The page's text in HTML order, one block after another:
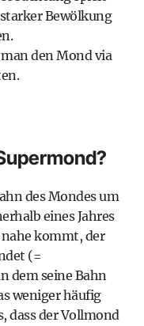
Bewölkung
den Mond via
des Mondes um
eines Jahres
nahe kommt, der
(=
dem seine Bahn
weniger häufig
dass der Vollmond